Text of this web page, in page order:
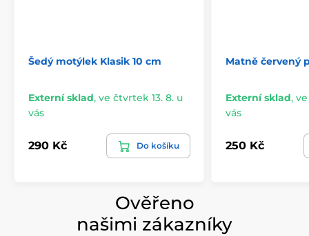
Šedý motýlek Klasik 10 cm
Externí sklad, ve čtvrtek 13. 8. u
vás
290 Kč Do košíku
Matně červený
Externí sklad,
vás
250 Kč
Ověřeno
našimi zákazníky